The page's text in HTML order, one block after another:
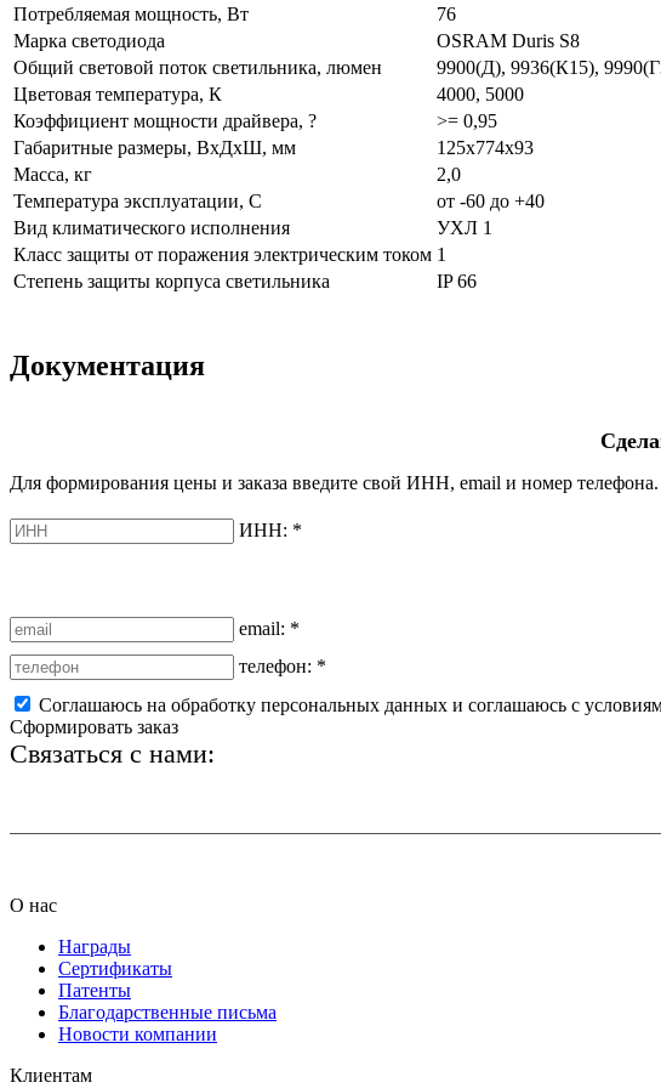
Потребляемая мощность, Вт
76
Марка светодиода
OSRAM Duris S8
Общий световой поток светильника, люмен
9900(Д), 9936(К15),
Цветовая температура, К
4000, 5000
Коэффициент мощности драйвера, ?
>= 0,95
Габаритные размеры, ВхДхШ, мм
125х774х93
Масса, кг
2,0
Температура эксплуатации, С
от -60 до +40
Вид климатического исполнения
УХЛ 1
Класс защиты от поражения электрическим током 1
Степень защиты корпуса светильника
IP 66
Документация
Для формирования цены и заказа введите свой ИНН, email и номер телефона.
ИНН: *
email: *
телефон: *
Соглашаюсь на обработку персональных данных и соглашаюсь с
Сформировать заказ
Связаться с нами:
О нас
Награды
Сертификаты
Патенты
Благодарственные письма
Новости компании
Клиентам